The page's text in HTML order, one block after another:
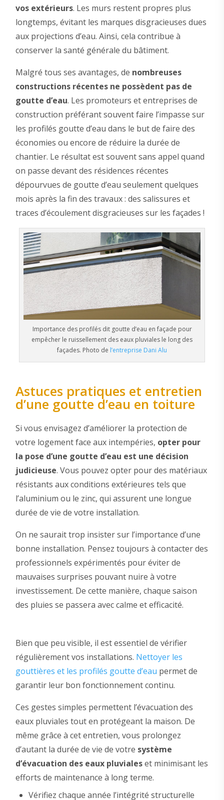
vos extérieurs. Les murs restent propres plus
longtemps, évitant les marques disgracieuses dues
aux projections d’eau. Ainsi, cela contribue à
conserver la santé générale du bâtiment.
Malgré tous ses avantages, de nombreuses
constructions récentes ne possèdent pas de
goutte d’eau. Les promoteurs et entreprises de
construction préférant souvent faire l’impasse sur
les profilés goutte d’eau dans le but de faire des
économies ou encore de réduire la durée de
chantier. Le résultat est souvent sans appel quand
on passe devant des résidences récentes
dépourvues de goutte d’eau seulement quelques
mois après la fin des travaux : des salissures et
traces d’écoulement disgracieuses sur les façades !
Importance des profilés dit goutte d’eau en façade pour
empêcher le ruissellement des eaux pluviales le long des
façades. Photo de l’entreprise Dani Alu
Astuces pratiques et entretien
d’une goutte d’eau en toiture
Si vous envisagez d’améliorer la protection de
votre logement face aux intempéries, opter pour
la pose d’une goutte d’eau est une décision
judicieuse. Vous pouvez opter pour des matériaux
résistants aux conditions extérieures tels que
l’aluminium ou le zinc, qui assurent une longue
durée de vie de votre installation.
On ne saurait trop insister sur l’importance d’une
bonne installation. Pensez toujours à contacter des
professionnels expérimentés pour éviter de
mauvaises surprises pouvant nuire à votre
investissement. De cette manière, chaque saison
des pluies se passera avec calme et efficacité.
Bien que peu visible, il est essentiel de vérifier
régulièrement vos installations. Nettoyer les
gouttières et les profilés goutte d’eau permet de
garantir leur bon fonctionnement continu.
Ces gestes simples permettent l’évacuation des
eaux pluviales tout en protégeant la maison. De
même grâce à cet entretien, vous prolongez
d’autant la durée de vie de votre système
d’évacuation des eaux pluvialeset minimisant les
efforts de maintenance à long terme.
Vérifiez chaque année l’intégrité structurelle